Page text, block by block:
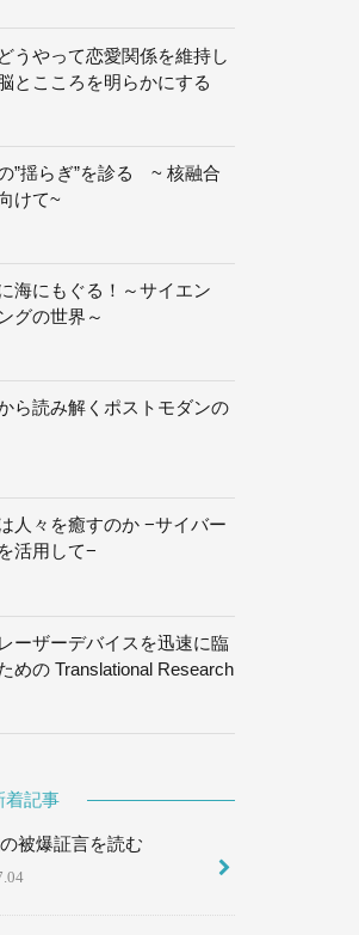
うやって恋愛関係を維持し
とこころを明らかにする
”揺らぎ”を診る ~ 核融合
けて~
海にもぐる！～サイエン
グの世界～
ら読み解くポストモダンの
人々を癒すのか −サイバー
活用して−
ーザーデバイスを迅速に臨
めの Translational Research
着記事
被爆証言を読む